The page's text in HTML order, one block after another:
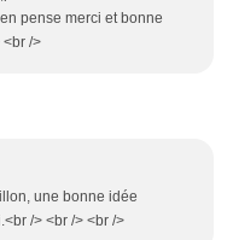
pense merci et bonne
<br />
une bonne idée
/> <br /> <br />